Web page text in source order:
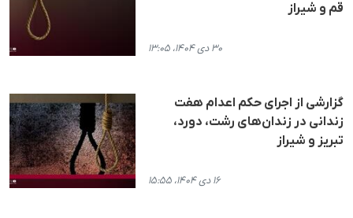
قم و شیراز
۳۰ دی ۱۴۰۴، ۱۳:۰۵
گزارشی از اجرای حکم اعدام هفت
زندانی در زندان‌های رشت، دورد،
تبریز و شیراز
۱۶ دی ۱۴۰۴، ۱۵:۵۵